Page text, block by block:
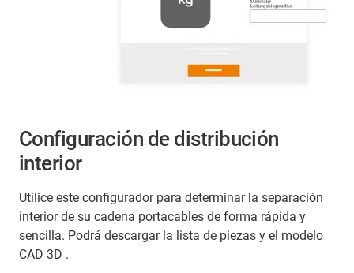
Configuración de distribución
interior
Utilice este configurador para determinar la separación
interior de su cadena portacables de forma rápida y
sencilla. Podrá descargar la lista de piezas y el modelo
CAD 3D .